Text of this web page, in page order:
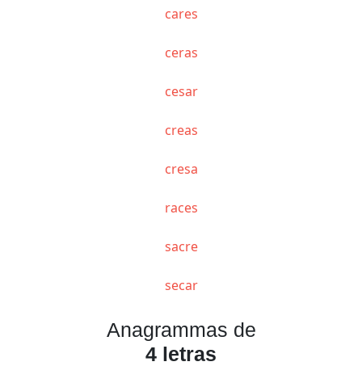
cares
ceras
cesar
creas
cresa
races
sacre
secar
Anagrammas de
4 letras